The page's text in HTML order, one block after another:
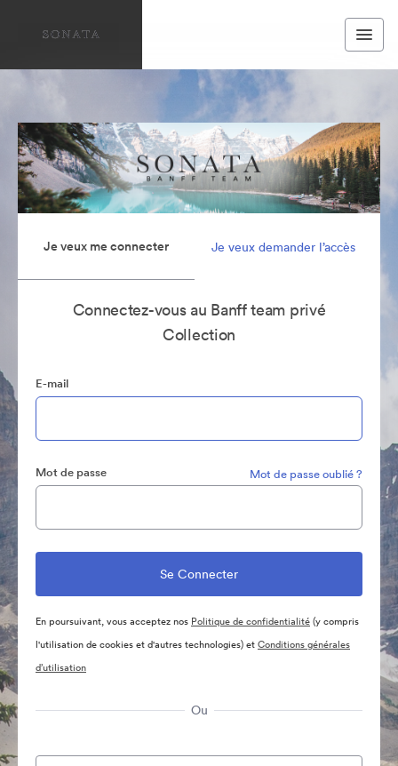
Je veux me connecter Je veux demander l’accès
Connectez-vous au Banff team privé
Collection
E-mail
Mot de passe Mot de passe oublié ?
En poursuivant, vous acceptez nos Politique de confidentialité(y compris
l'utilisation de cookies et d'autres technologies) etConditions générales
d’utilisation
Ou